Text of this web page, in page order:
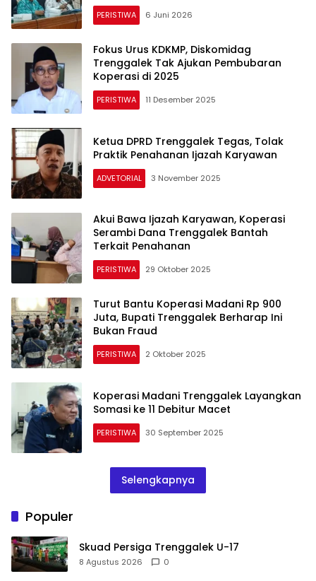
PERISTIWA 6 Juni 2026
Fokus Urus KDKMP, Diskomidag
Trenggalek Tak Ajukan Pembubaran
Koperasi di 2025
PERISTIWA 11 Desember 2025
Ketua DPRD Trenggalek Tegas, Tolak
Praktik Penahanan Ijazah Karyawan
ADVETORIAL 3 November 2025
Akui Bawa Ijazah Karyawan, Koperasi
Serambi Dana Trenggalek Bantah
Terkait Penahanan
PERISTIWA 29 Oktober 2025
Turut Bantu Koperasi Madani Rp 900
Juta, Bupati Trenggalek Berharap Ini
Bukan Fraud
PERISTIWA 2 Oktober 2025
Koperasi Madani Trenggalek Layangkan
Somasi ke 11 Debitur Macet
PERISTIWA 30 September 2025
Selengkapnya
Populer
Skuad Persiga Trenggalek U-17
8 Agustus 2026 0